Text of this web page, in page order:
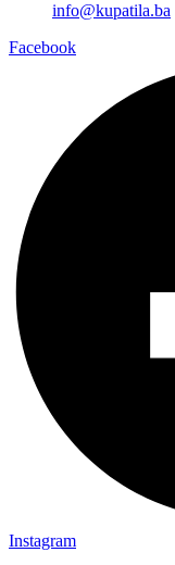
info@kupatila.ba
Facebook
Instagram